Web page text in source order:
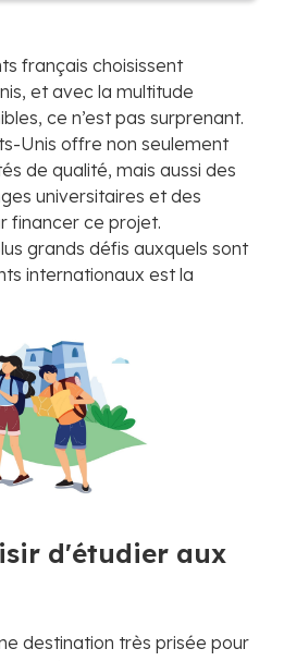
français choisissent
et avec la multitude
ce n’est pas surprenant.
Unis offre non seulement
de qualité, mais aussi des
universitaires et des
financer ce projet.
grands défis auxquels sont
internationaux est la
d'étudier aux
destination très prisée pour